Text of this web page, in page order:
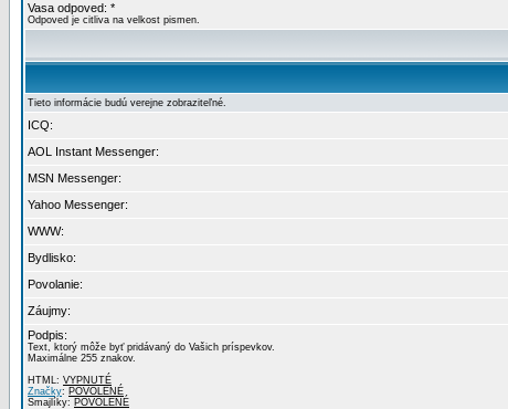
Vasa odpoved: *
Odpoved je citliva na velkost pismen.
Tieto informácie budú verejne zobraziteľné.
ICQ:
AOL Instant Messenger:
MSN Messenger:
Yahoo Messenger:
WWW:
Bydlisko:
Povolanie:
Záujmy:
Podpis:
Text, ktorý môže byť pridávaný do Vašich príspevkov.
Maximálne 255 znakov.
HTML: VYPNUTÉ
Značky: POVOLENÉ
Smajlíky: POVOLENÉ